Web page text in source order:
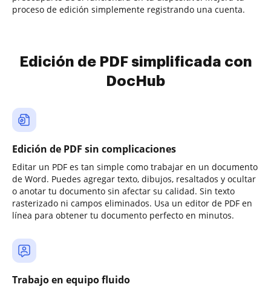
proceso de edición simplemente registrando una cuenta.
Edición de PDF simplificada con
DocHub
Edición de PDF sin complicaciones
Editar un PDF es tan simple como trabajar en un documento
de Word. Puedes agregar texto, dibujos, resaltados y ocultar
o anotar tu documento sin afectar su calidad. Sin texto
rasterizado ni campos eliminados. Usa un editor de PDF en
línea para obtener tu documento perfecto en minutos.
Trabajo en equipo fluido